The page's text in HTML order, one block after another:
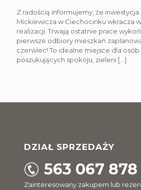
Z radością informujemy, że inwestycja
Mickiewicza w Ciechocinku wkracza
realizacji. Trwają ostatnie prace
pierwsze odbiory mieszkań
czerwiec! To idealne miejsce dla osób
poszukujących spokoju, zieleni […]
DZIAŁ SPRZEDAŻY
563 067 878
Zainteresowany zakupem lub